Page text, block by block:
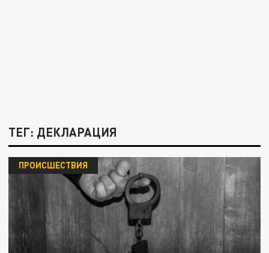
ТЕГ: ДЕКЛАРАЦИЯ
ПРОИСШЕСТВИЯ